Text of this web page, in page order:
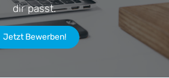
dir passt.
Jetzt Bewerben!